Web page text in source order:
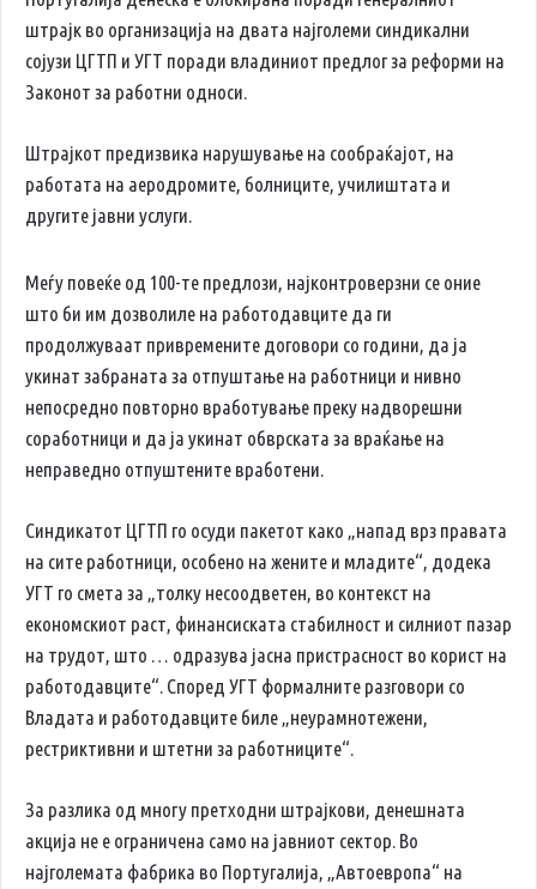
штрајк во организација на двата најголеми синдикални
сојузи ЦГТП и УГТ поради владиниот предлог за реформи на
Законот за работни односи.
Штрајкот предизвика нарушување на сообраќајот, на
работата на аеродромите, болниците, училиштата и
другите јавни услуги.
Меѓу повеќе од 100-те предлози, најконтроверзни се оние
што би им дозволиле на работодавците да ги
продолжуваат привремените договори со години, да ја
укинат забраната за отпуштање на работници и нивно
непосредно повторно вработување преку надворешни
соработници и да ја укинат обврската за враќање на
неправедно отпуштените вработени.
Синдикатот ЦГТП го осуди пакетот како „напад врз правата
на сите работници, особено на жените и младите“, додека
УГТ го смета за „толку несоодветен, во контекст на
економскиот раст, финансиската стабилност и силниот пазар
на трудот, што … одразува јасна пристрасност во корист на
работодавците“. Според УГТ формалните разговори со
Владата и работодавците биле „неурамнотежени,
рестриктивни и штетни за работниците“.
За разлика од многу претходни штрајкови, денешната
акција не е ограничена само на јавниот сектор. Во
најголемата фабрика во Португалија, „Автоевропа“ на